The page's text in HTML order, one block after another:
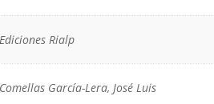
Ediciones Rialp
Comellas García-Lera, José Luis